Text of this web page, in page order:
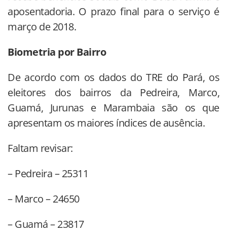
aposentadoria. O prazo final para o serviço é
março de 2018.
Biometria por Bairro
De acordo com os dados do TRE do Pará, os
eleitores dos bairros da Pedreira, Marco,
Guamá, Jurunas e Marambaia são os que
apresentam os maiores índices de ausência.
Faltam revisar:
– Pedreira – 25311
– Marco – 24650
– Guamá – 23817